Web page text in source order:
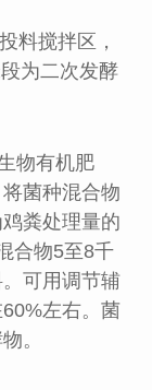
料搅拌区，
为二次发酵
物有机肥
菌种混合物
粪处理量的
合物5至8千
可用调节辅
左右。菌
。